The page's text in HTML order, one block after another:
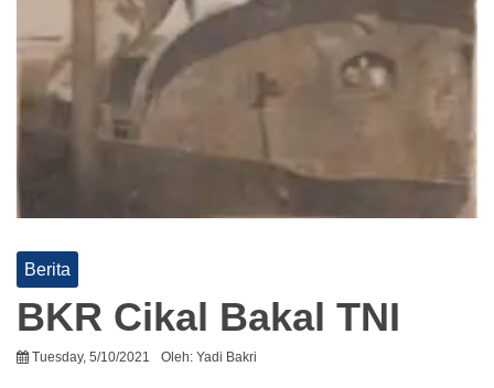
Berita
BKR Cikal Bakal TNI
Tuesday, 5/10/2021 Oleh: Yadi Bakri